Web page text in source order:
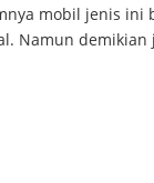
mobil jenis
Namun